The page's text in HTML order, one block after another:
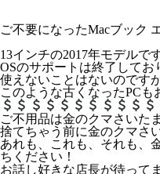
ご不要になったMacブック
13インチの2017年モデルです
OSのサポートは終了してお
使えないことはないのです
このような古くなったPCも
ご不用品は金のクマさいた
捨てちゃう前に金のクマさ
あれも、これも、それも、
ちください！
お話し好きな店長が待って